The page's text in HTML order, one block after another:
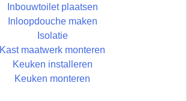
Inbouwtoilet plaatsen
Inloopdouche maken
Isolatie
Kast maatwerk monteren
Keuken installeren
Keuken monteren